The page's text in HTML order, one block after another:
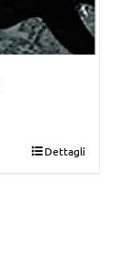
Dettagli